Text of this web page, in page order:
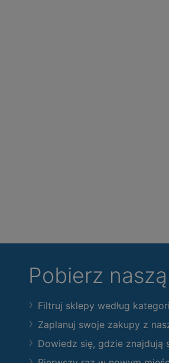
Pobierz
Filtruj sklepy według
Zaplanuj swoje zakupy z
Dowiedz się, gdzie znajdują